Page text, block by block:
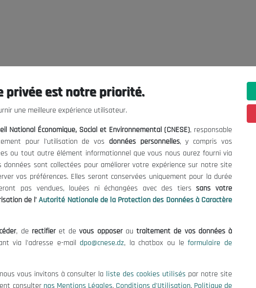
Informations utiles
Mentions Légales
Conditions d'Utilisation
Politique de Protection des Données
Politique des Cookies
contact@cnese.dz
Suggestions ou Initiatives ?
Newsletter
Inscrivez-vous, soyez le premier à
nos dernières nouvelles.
Suivez-Nous!
© 2026 Conseil National Économique, Social et Environnemental
privée est notre priorité.
une meilleure expérience utilisateur.
National Économique, Social et Environnemental (CNESE), responsable
pour l'utilisation de vos données personnelles, y compris vos
ou tout autre élément informationnel que vous nous aurez fourni via
sont collectées pour améliorer votre expérience sur notre site
vos préférences. Elles seront conservées uniquement pour la durée
pas vendues, louées ni échangées avec des tierssans votre
de l' Autorité Nationale de la Protection des Données à Caractère
, de rectifieret devous opposerautraitement de vos données à
via l'adresse e-mail dpo@cnese.dz, la chatbox ou leformulaire de
vous invitons à consulter la liste des cookies utilisés par notre site
consulter nos Mentions Légales, Conditions d'Utilisation, Politique de